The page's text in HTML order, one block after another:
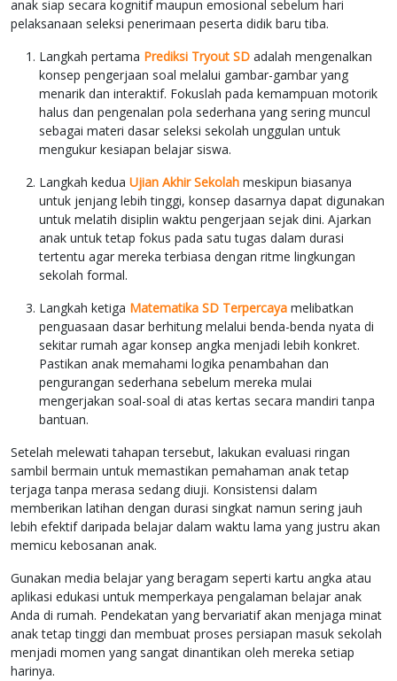
anak siap secara kognitif maupun emosional sebelum hari
pelaksanaan seleksi penerimaan peserta didik baru tiba.
Langkah pertama Prediksi Tryout SD adalah mengenalkan
konsep pengerjaan soal melalui gambar-gambar yang
menarik dan interaktif. Fokuslah pada kemampuan motorik
halus dan pengenalan pola sederhana yang sering muncul
sebagai materi dasar seleksi sekolah unggulan untuk
mengukur kesiapan belajar siswa.
Langkah kedua Ujian Akhir Sekolah meskipun biasanya
untuk jenjang lebih tinggi, konsep dasarnya dapat digunakan
untuk melatih disiplin waktu pengerjaan sejak dini. Ajarkan
anak untuk tetap fokus pada satu tugas dalam durasi
tertentu agar mereka terbiasa dengan ritme lingkungan
sekolah formal.
Langkah ketiga Matematika SD Terpercaya melibatkan
penguasaan dasar berhitung melalui benda-benda nyata di
sekitar rumah agar konsep angka menjadi lebih konkret.
Pastikan anak memahami logika penambahan dan
pengurangan sederhana sebelum mereka mulai
mengerjakan soal-soal di atas kertas secara mandiri tanpa
bantuan.
Setelah melewati tahapan tersebut, lakukan evaluasi ringan
sambil bermain untuk memastikan pemahaman anak tetap
terjaga tanpa merasa sedang diuji. Konsistensi dalam
memberikan latihan dengan durasi singkat namun sering jauh
lebih efektif daripada belajar dalam waktu lama yang justru akan
memicu kebosanan anak.
Gunakan media belajar yang beragam seperti kartu angka atau
aplikasi edukasi untuk memperkaya pengalaman belajar anak
Anda di rumah. Pendekatan yang bervariatif akan menjaga minat
anak tetap tinggi dan membuat proses persiapan masuk sekolah
menjadi momen yang sangat dinantikan oleh mereka setiap
harinya.